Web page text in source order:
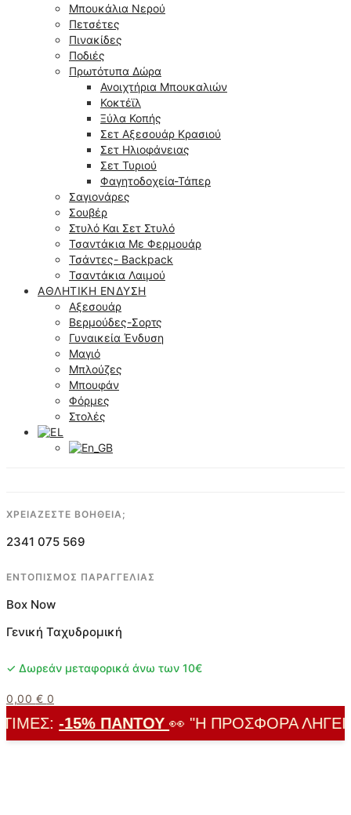
Μπουκάλια Νερού
Πετσέτες
Πινακίδες
Ποδιές
Πρωτότυπα Δώρα
Ανοιχτήρια Μπουκαλιών
Κοκτέϊλ
Ξύλα Κοπής
Σετ Αξεσουάρ Κρασιού
Σετ Ηλιοφάνειας
Σετ Τυριού
Φαγητοδοχεία-Τάπερ
Σαγιονάρες
Σουβέρ
Στυλό Και Σετ Στυλό
Τσαντάκια Με Φερμουάρ
Τσάντες- Backpack
Τσαντάκια Λαιμού
ΑΘΛΗΤΙΚΉ ΈΝΔΥΣΗ
Αξεσουάρ
Βερμούδες-Σορτς
Γυναικεία Ένδυση
Μαγιό
Μπλούζες
Μπουφάν
Φόρμες
Στολές
ΧΡΕΙΑΖΕΣΤΕ ΒΟΗΘΕΙΑ;
2341 075 569
ΕΝΤΟΠΙΣΜΟΣ ΠΑΡΑΓΓΕΛΙΑΣ
Box Now
Γενική Ταχυδρομική
✓ Δωρεάν μεταφορικά άνω των 10€
0,00 € 0
-15% ΠΑΝΤΟΎ👀 "Η ΠΡΟΣΦΟΡΆ ΛΉΓΕΙ